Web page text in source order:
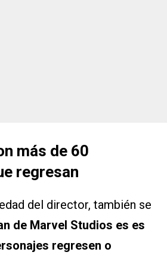
más de 60
regresan
del director, también se
de Marvel Studios es es
regresen o